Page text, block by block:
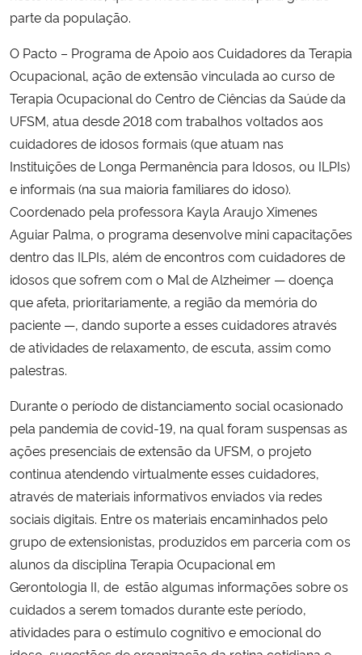
parte da população.
O Pacto – Programa de Apoio aos Cuidadores da Terapia
Ocupacional, ação de extensão vinculada ao curso de
Terapia Ocupacional do Centro de Ciências da Saúde da
UFSM, atua desde 2018 com trabalhos voltados aos
cuidadores de idosos formais (que atuam nas
Instituições de Longa Permanência para Idosos, ou ILPIs)
e informais (na sua maioria familiares do idoso).
Coordenado pela professora Kayla Araujo Ximenes
Aguiar Palma, o programa desenvolve mini capacitações
dentro das ILPIs, além de encontros com cuidadores de
idosos que sofrem com o Mal de Alzheimer — doença
que afeta, prioritariamente, a região da memória do
paciente —, dando suporte a esses cuidadores através
de atividades de relaxamento, de escuta, assim como
palestras.
Durante o período de distanciamento social ocasionado
pela pandemia de covid-19, na qual foram suspensas as
ações presenciais de extensão da UFSM, o projeto
continua atendendo virtualmente esses cuidadores,
através de materiais informativos enviados via redes
sociais digitais. Entre os materiais encaminhados pelo
grupo de extensionistas, produzidos em parceria com os
alunos da disciplina Terapia Ocupacional em
Gerontologia II, de estão algumas informações sobre os
cuidados a serem tomados durante este período,
atividades para o estímulo cognitivo e emocional do